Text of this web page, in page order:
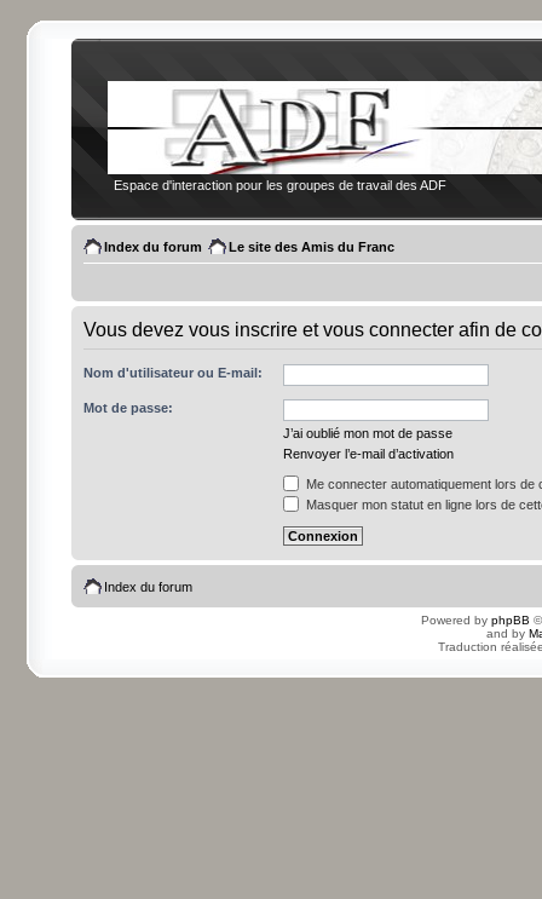
Espace d'interaction pour les groupes de travail des ADF
Index du forum Le site des Amis du Franc
Vous devez vous inscrire et vous connecter afin de
Nom d'utilisateur ou E-mail:
Mot de passe:
J’ai oublié mon mot de passe
Renvoyer l’e-mail d’activation
Me connecter automatiquement lors de
Masquer mon statut en ligne lors de
Index du forum
Powered by phpBB
and by
Traduction